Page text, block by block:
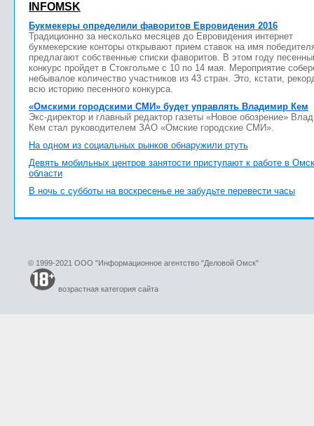
INFOMSK
Букмекеры определили фаворитов Евровидения 2016
Традиционно за несколько месяцев до Евровидения интернет
букмекерские конторы открывают прием ставок на имя
предлагают собственные списки фаворитов. В этом году
конкурс пройдет в Стокгольме с 10 по 14 мая. Мероприятие
небывалое количество участников из 43 стран. Это, кстати,
всю историю песенного конкурса.
«Омскими городскими СМИ» будет управлять Владимир Кем
Экс-директор и главный редактор газеты «Новое обозрение»
Кем стал руководителем ЗАО «Омские городские СМИ».
На одном из социальных рынков обнаружили ртуть
Девять мобильных центров занятости приступают к работе в
области
В ночь с субботы на воскресенье не забудьте перевести часы
© 1999-2021 ООО "Информационное агентство "Деловой Омск"
возрастная категория сайта